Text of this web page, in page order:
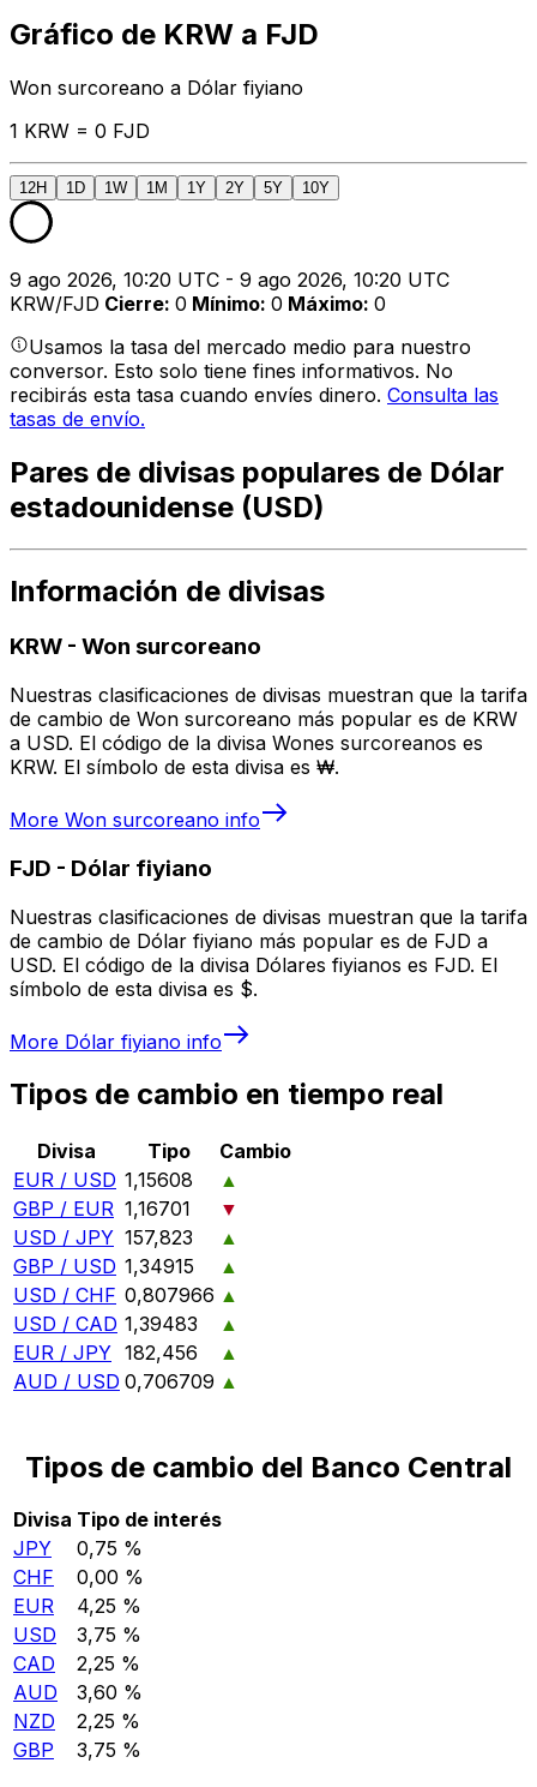
Gráfico de KRW a FJD
Won surcoreano a Dólar fiyiano
1 KRW = 0 FJD
12H 1D 1W 1M 1Y 2Y 5Y 10Y
9 ago 2026, 10:20 UTC - 9 ago 2026, 10:20 UTC
KRW/FJD Cierre: 0 Mínimo: 0 Máximo: 0
Usamos la tasa del mercado medio para nuestro
conversor. Esto solo tiene fines informativos. No
recibirás esta tasa cuando envíes dinero. Consulta las
tasas de envío.
Pares de divisas populares de Dólar
estadounidense (USD)
Información de divisas
KRW - Won surcoreano
Nuestras clasificaciones de divisas muestran que la tarifa
de cambio de Won surcoreano más popular es de KRW
a USD. El código de la divisa Wones surcoreanos es
KRW. El símbolo de esta divisa es ₩.
More Won surcoreano info
FJD - Dólar fiyiano
Nuestras clasificaciones de divisas muestran que la tarifa
de cambio de Dólar fiyiano más popular es de FJD a
USD. El código de la divisa Dólares fiyianos es FJD. El
símbolo de esta divisa es $.
More Dólar fiyiano info
Tipos de cambio en tiempo real
Divisa Tipo
Cambio
EUR / USD 1,15608
▲
GBP / EUR 1,16701
▼
USD / JPY 157,823
▲
GBP / USD 1,34915
▲
USD / CHF 0,807966 ▲
USD / CAD 1,39483
▲
EUR / JPY 182,456
▲
AUD / USD 0,706709 ▲
Tipos de cambio del Banco Central
Divisa Tipo de interés
JPY
0,75 %
CHF
0,00 %
EUR
4,25 %
USD
3,75 %
CAD
2,25 %
AUD
3,60 %
NZD
2,25 %
GBP
3,75 %